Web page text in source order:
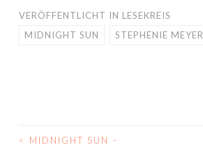
VERÖFFENTLICHT IN LESEKREIS
MIDNIGHT SUN
STEPHENIE MEYER
<
MIDNIGHT SUN –